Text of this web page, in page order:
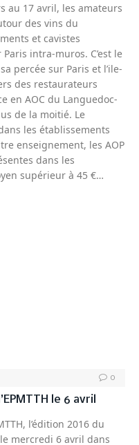
au 17 avril, les amateurs
des vins du
et cavistes
intra-muros. C’est le
percée sur Paris et l’ile-
des restaurateurs
en AOC du Languedoc-
de la moitié. Le
les établissements
enseignement, les AOP
dans les
supérieur à 45 €…
0
le 6 avril
l’édition 2016 du
mercredi 6 avril dans